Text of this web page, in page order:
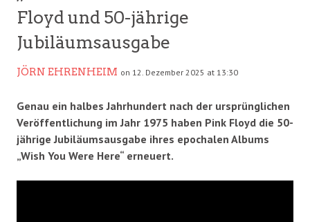
Floyd und 50-jährige
Jubiläumsausgabe
JÖRN EHRENHEIM on 12. Dezember 2025 at 13:30
Genau ein halbes Jahrhundert nach der ursprünglichen
Veröffentlichung im Jahr 1975 haben Pink Floyd die 50-
jährige Jubiläumsausgabe ihres epochalen Albums
„Wish You Were Here“ erneuert.